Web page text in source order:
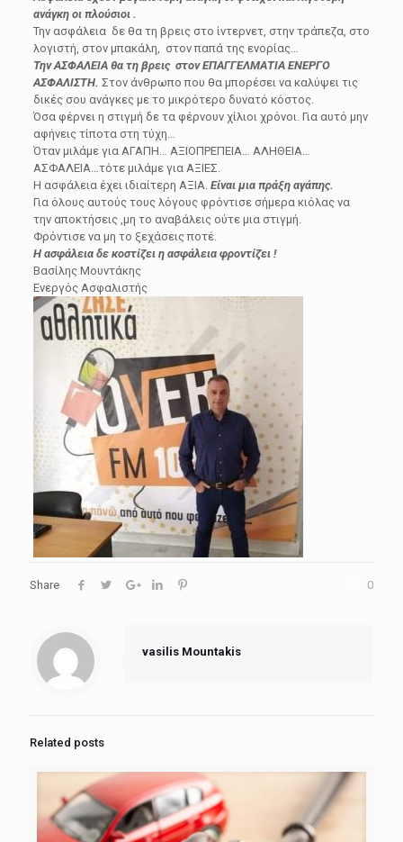
ανάγκη οι πλούσιοι .
Την ασφάλεια δε θα τη βρεις στο ίντερνετ, στην τράπεζα, στο
λογιστή, στον μπακάλη, στον παπά της ενορίας…
Την ΑΣΦΑΛΕΙΑ θα τη βρεις στον ΕΠΑΓΓΕΛΜΑΤΙΑ ΕΝΕΡΓΟ
ΑΣΦΑΛΙΣΤΗ. Στον άνθρωπο που θα μπορέσει να καλύψει τις
δικές σου ανάγκες με το μικρότερο δυνατό κόστος.
Όσα φέρνει η στιγμή δε τα φέρνουν χίλιοι χρόνοι. Για αυτό μην
αφήνεις τίποτα στη τύχη…
Όταν μιλάμε για ΑΓΑΠΗ… ΑΞΙΟΠΡΕΠΕΙΑ… ΑΛΗΘΕΙΑ…
ΑΣΦΑΛΕΙΑ…τότε μιλάμε για ΑΞΙΕΣ.
Η ασφάλεια έχει ιδιαίτερη ΑΞΙΑ. Είναι μια πράξη αγάπης.
Για όλους αυτούς τους λόγους φρόντισε σήμερα κιόλας να
την αποκτήσεις ,μη το αναβάλεις ούτε μια στιγμή.
Φρόντισε να μη το ξεχάσεις ποτέ.
Η ασφάλεια δε κοστίζει η ασφάλεια φροντίζει !
Βασίλης Μουντάκης
Ενεργός Ασφαλιστής
Share 0
vasilis Mountakis
Related posts